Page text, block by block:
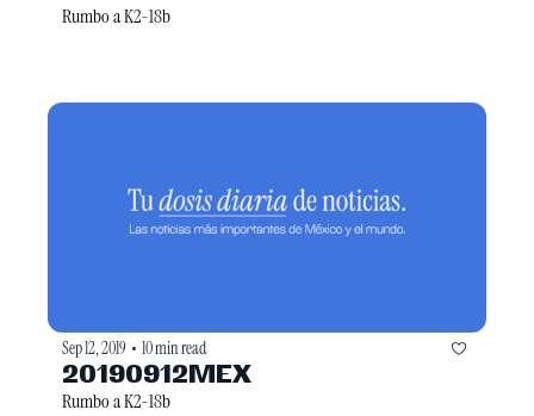
Rumbo a K2-18b
Sep 12, 2019 • 10 min read
20190912MEX
Rumbo a K2-18b